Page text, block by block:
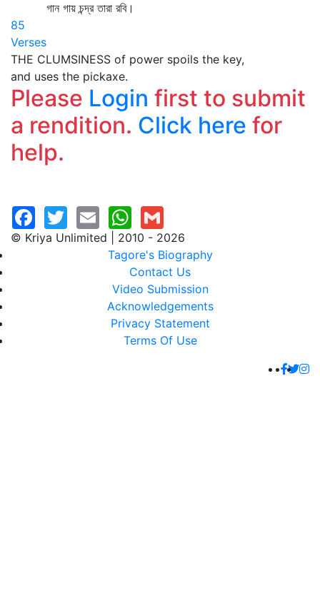
গান গায় চন্দ্র তারা রবি।
85
Verses
THE CLUMSINESS of power spoils the key,
and uses the pickaxe.
Please Login first to submit
a rendition. Click here for
help.
© Kriya Unlimited | 2010 - 2026
Tagore's Biography
Contact Us
Video Submission
Acknowledgements
Privacy Statement
Terms Of Use